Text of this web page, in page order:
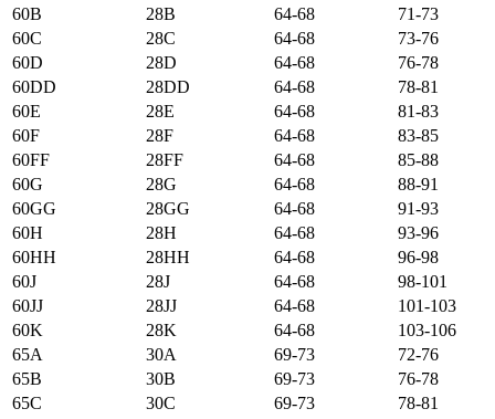
60B
28B 64-68
71-73
60C
28C 64-68
73-76
60D
28D 64-68
76-78
60DD
28DD 64-68
78-81
60E
28E 64-68
81-83
60F
28F 64-68
83-85
60FF
28FF 64-68
85-88
60G
28G 64-68
88-91
60GG
28GG 64-68
91-93
60H
28H 64-68
93-96
60HH
28HH 64-68
96-98
60J
28J 64-68
98-101
60JJ
28JJ 64-68
101-103
60K
28K 64-68
103-106
65А
30А 69-73
72-76
65B
30B 69-73
76-78
65C
30C 69-73
78-81